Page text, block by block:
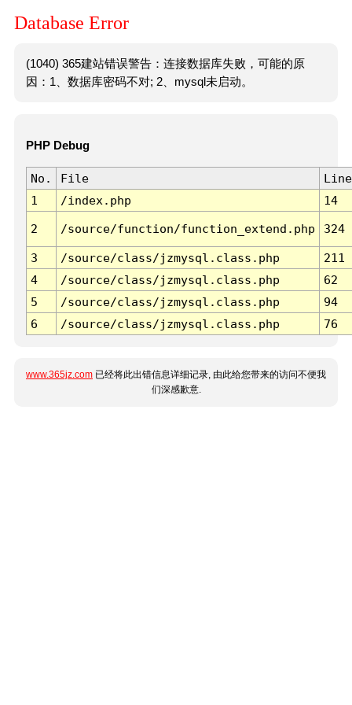
Database Error
(1040) 365建站错误警告：连接数据库失败，可能的原
因：1、数据库密码不对; 2、mysql未启动。
PHP Debug
No. File
Line
1
/index.php 14
2 /source/function/function_extend.php 324
3 /source/class/jzmysql.class.php
211
4
/source/class/jzmysql.class.php
62
5
/source/class/jzmysql.class.php
94
6
/source/class/jzmysql.class.php 76
www.365jz.com 已经将此出错信息详细记录, 由此给您带来的访问不便我
们深感歉意.